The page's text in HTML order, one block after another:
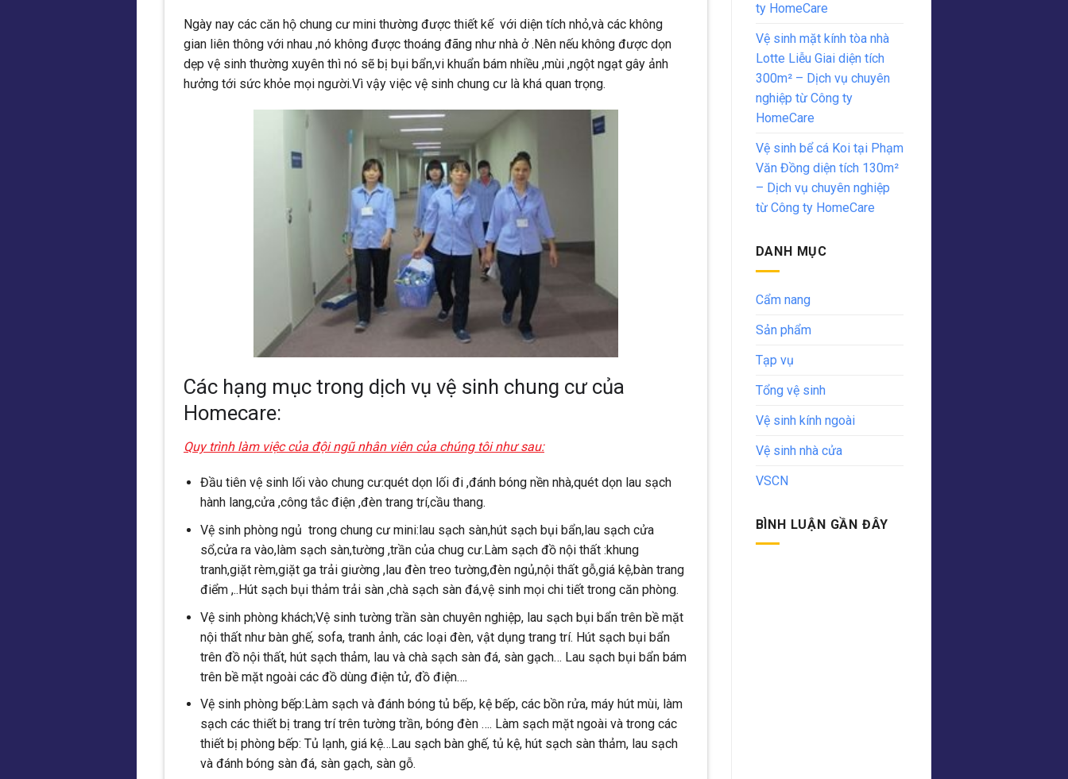
Ngày nay các căn hộ chung cư mini thường được thiết kế với diện tích nhỏ,và các không
gian liên thông với nhau ,nó không được thoáng đãng như nhà ở .Nên nếu không được dọn
dẹp vệ sinh thường xuyên thì nó sẽ bị bụi bẩn,vi khuẩn bám nhiều ,mùi ,ngột ngạt gây ảnh
hưởng tới sức khỏe mọi người.Vì vậy việc vệ sinh chung cư là khá quan trọng.
Các hạng mục trong dịch vụ vệ sinh chung cư của
Homecare:
Quy trình làm việc của đội ngũ nhân viên của chúng tôi như sau:
Đầu tiên vệ sinh lối vào chung cư:quét dọn lối đi ,đánh bóng nền nhà,quét dọn lau sạch
hành lang,cửa ,công tắc điện ,đèn trang trí,cầu thang.
Vệ sinh phòng ngủ trong chung cư mini:lau sạch sàn,hút sạch bụi bẩn,lau sạch cửa
sổ,cửa ra vào,làm sạch sàn,tường ,trần của chug cư.Làm sạch đồ nội thất :khung
tranh,giặt rèm,giặt ga trải giường ,lau đèn treo tường,đèn ngủ,nội thất gỗ,giá kệ,bàn trang
điểm ,..Hút sạch bụi thảm trải sàn ,chà sạch sàn đá,vệ sinh mọi chi tiết trong căn phòng.
Vệ sinh phòng khách;Vệ sinh tường trần sàn chuyên nghiệp, lau sạch bụi bẩn trên bề mặt
nội thất như bàn ghế, sofa, tranh ảnh, các loại đèn, vật dụng trang trí. Hút sạch bụi bẩn
trên đồ nội thất, hút sạch thảm, lau và chà sạch sàn đá, sàn gạch… Lau sạch bụi bẩn bám
trên bề mặt ngoài các đồ dùng điện tử, đồ điện….
Vệ sinh phòng bếp:Làm sạch và đánh bóng tủ bếp, kệ bếp, các bồn rửa, máy hút mùi, làm
sạch các thiết bị trang trí trên tường trần, bóng đèn …. Làm sạch mặt ngoài và trong các
thiết bị phòng bếp: Tủ lạnh, giá kệ…Lau sạch bàn ghế, tủ kệ, hút sạch sàn thảm, lau sạch
và đánh bóng sàn đá, sàn gạch, sàn gỗ.
ty HomeCare
Vệ sinh mặt kính tòa nhà
Lotte Liễu Giai diện tích
300m² – Dịch vụ chuyên
nghiệp từ Công ty
HomeCare
Vệ sinh bể cá Koi tại Phạm
Văn Đồng diện tích 130m²
– Dịch vụ chuyên nghiệp
từ Công ty HomeCare
DANH MỤC
Cẩm nang
Sản phẩm
Tạp vụ
Tổng vệ sinh
Vệ sinh kính ngoài
Vệ sinh nhà cửa
VSCN
BÌNH LUẬN GẦN ĐÂY